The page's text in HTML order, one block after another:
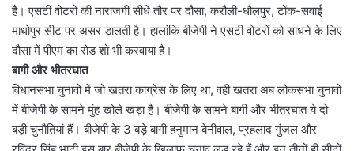
है। एसटी वोटरों की नाराजगी सीधे तौर पर दौसा, करौली-धौलपुर, टोंक-सवाई
माधोपुर सीट पर असर डालती है। हालांकि बीजेपी ने एसटी वोटरों को साधने के लिए
दौसा में पीएम का रोड शो भी करवाया है।
बागी और भीतरघात
विधानसभा चुनावों में जो खतरा कांग्रेस के लिए था, वही खतरा अब लोकसभा चुनावों
में बीजेपी के सामने मुंह खोले खड़ा है। बीजेपी के सामने बागी और भीतरघात ये दो
बड़ी चुनौतियां हैं। बीजेपी के 3 बड़े बागी हनुमान बेनीवाल, प्रहलाद गुंजल और